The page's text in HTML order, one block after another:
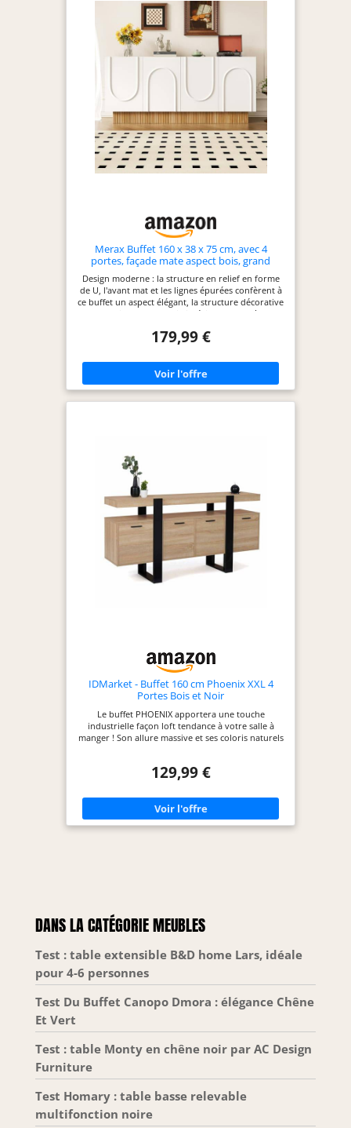
Merax Buffet 160 x 38 x 75 cm, avec 4
portes, façade mate aspect bois, grand
multifonction pour salon, salle à manger,
blanc
Design moderne : la structure en relief en forme
de U, l'avant mat et les lignes épurées confèrent à
ce buffet un aspect élégant, la structure décorative
en bois dans la partie inférieure complète
rangement : quatre compartiments intérieurs
beaucoup d'espace pour la vaisselle, les ustensiles,
les fournitures ou les objets du quotidien, idéal
pour le salon et la salle à manger Mat et facile
dans le segment inférieur donnent des accents
modernes et font de l'armoire un accroche-regard
Utilisation polyvalente : peut être utilisé comme
buffet, commode, buffet ou armoire polyvalente,
idéal pour la vaisselle, les stocks, les documents,
les livres ou les décorations
179,99 €
IDMarket - Buffet 160 cm Phoenix XXL 4
Portes Bois et Noir
Le buffet PHOENIX apportera une touche
industrielle façon loft tendance à votre salle à
manger ! Son allure massive et ses coloris naturels
étagère vous offrent une capacité de rangement
équilibrées le rendent encore plus stable et
robuste Dimensions globales : L.160 cm x l. 40 cm
x H. 80 cm - Hauteur des pieds : 20 cm
129,99 €
DANS LA CATÉGORIE MEUBLES
Test : table extensible B&D home Lars, idéale
pour 4-6 personnes
Test Du Buffet Canopo Dmora : élégance Chêne
Et Vert
Test : table Monty en chêne noir par AC Design
Furniture
Test Homary : table basse relevable
multifonction noire